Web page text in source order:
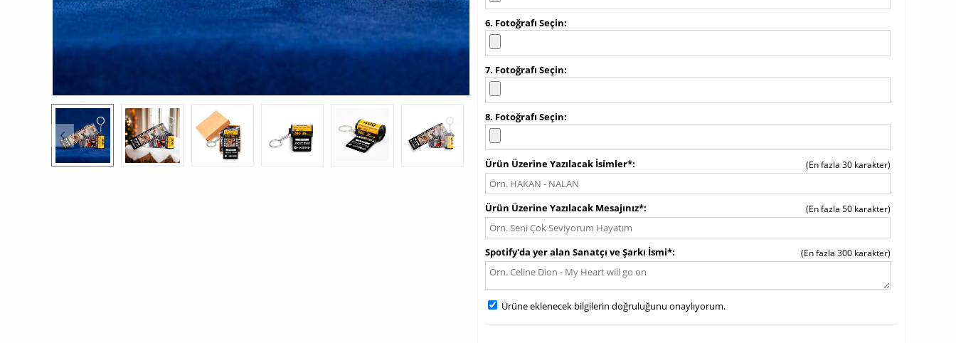
6. Fotoğrafı Seçin
7. Fotoğrafı Seçin
8. Fotoğrafı Seçin
Ürün Üzerine Yazılacak İsimler* (En fazla 30 karakter)
Ürün Üzerine Yazılacak Mesajınız* (En fazla 50 karakter)
Spotify'da yer alan Sanatçı ve Şarkı İsmi* (En fazla 300 karakter)
Ürüne eklenecek bilgilerin doğruluğunu onaylıyorum.